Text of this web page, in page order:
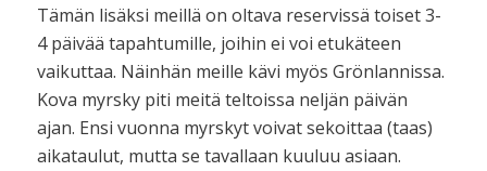
Tämän lisäksi meillä on oltava reservissä toiset 3-
4 päivää tapahtumille, joihin ei voi etukäteen
vaikuttaa. Näinhän meille kävi myös Grönlannissa.
Kova myrsky piti meitä teltoissa neljän päivän
ajan. Ensi vuonna myrskyt voivat sekoittaa (taas)
aikataulut, mutta se tavallaan kuuluu asiaan.